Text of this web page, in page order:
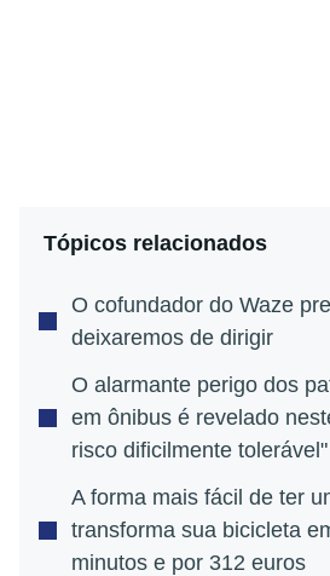
Tópicos relacionados
O cofundador do Waze
deixaremos de dirigir
O alarmante perigo dos
em ônibus é revelado
risco dificilmente tolerável"
A forma mais fácil de ter
transforma sua bicicleta
minutos e por 312 euros